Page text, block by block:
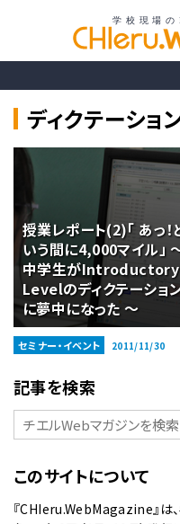
ディクテーショ
授業レポート(2)「 あっ！
いう間に4,000マイル」
中学生がIntroductory
Levelのディクテーショ
に夢中になった 〜
セミナー・イベント 2011/11/30
記事を検索
このサイトについて
『CHIeru.WebMagazine』は